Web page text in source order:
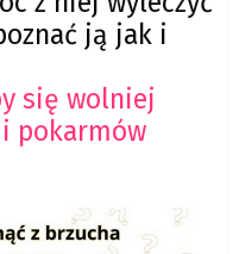
ją jak i
się wolniej
pokarmów